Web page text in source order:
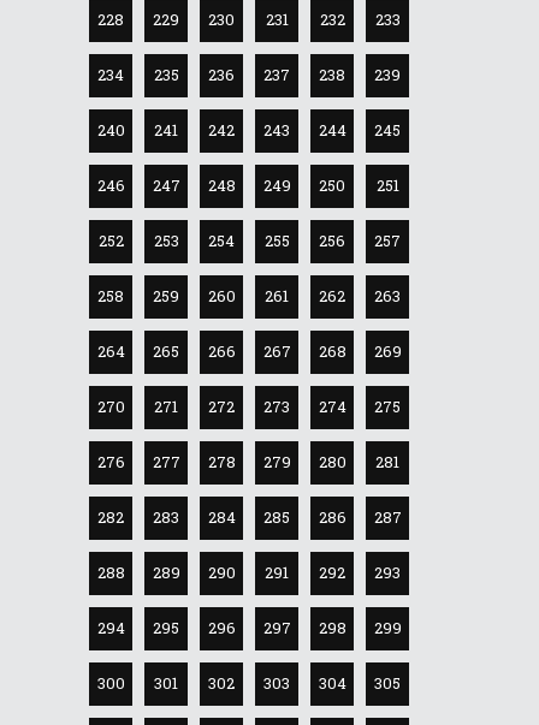
228 229 230 231 232 233
234 235 236 237 238 239
240 241 242 243 244 245
246 247 248 249 250 251
252 253 254 255 256 257
258 259 260 261 262 263
264 265 266 267 268 269
270 271 272 273 274 275
276 277 278 279 280 281
282 283 284 285 286 287
288 289 290 291 292 293
294 295 296 297 298 299
300 301 302 303 304 305